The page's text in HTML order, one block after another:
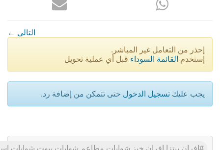
← التالي
إحذر من التعامل غير المباشر.
إستخدم القائمة السوداء قبل أي عملية تحويل
يجب عليك تسجيل الدخول حتى تتمكن من إضافة رد.
افران بيتزا,افران خبز,شوايات مطاعم,شوايات بيوت,شوايات